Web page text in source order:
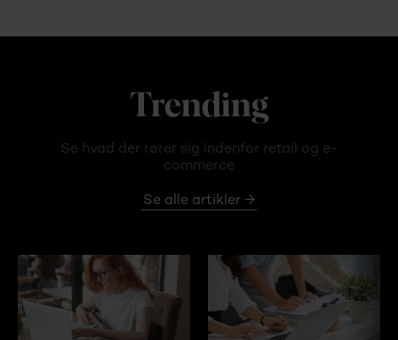
Trending
Se hvad der rører sig indenfor retail og e-
commerce
Se alle artikler →